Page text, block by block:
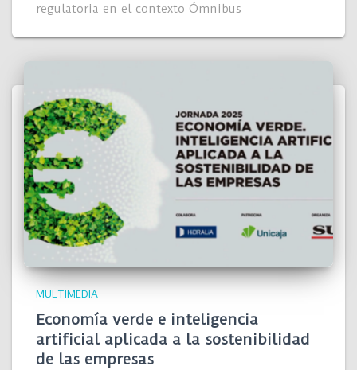
regulatoria en el contexto Ómnibus
MULTIMEDIA
Economía verde e inteligencia
artificial aplicada a la sostenibilidad
de las empresas